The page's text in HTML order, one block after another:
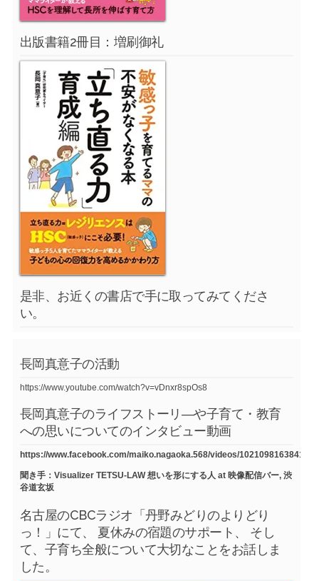
出版書籍2冊目：増刷御礼
是非、お近くの書店で手に取ってみてくださ
い。
長岡真意子の活動
https://www.youtube.com/watch?v=vDnxr8spOs8
長岡真意子のライフストーリ―や子育て・教育
への思いについてのインタビュー動画
https://www.facebook.com/maiko.nagaoka.568/videos/
聞き手：Visualizer TETSU-LAW 想いを形にする人 at 映像配信バー, 渋
谷道玄坂
名古屋のCBCラジオ「丹野みどりのよりどり
っ！」にて、 夏休みの宿題のサポート、 そし
て、子育ち全般について大切なことをお話しま
した。